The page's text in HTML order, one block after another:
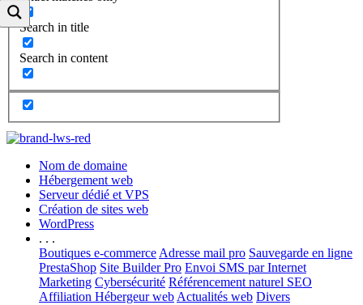
Search in title
Search in content
Nom de domaine
Hébergement web
Serveur dédié et VPS
Création de sites web
WordPress
. . .
Boutiques e-commerce Adresse mail pro Sauvegarde en ligne
PrestaShop Site Builder Pro Envoi SMS par Internet
Marketing Cybersécurité Référencement naturel SEO
Affiliation Hébergeur web Actualités web Divers